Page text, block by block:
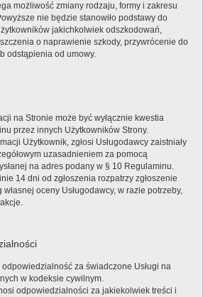
możliwość zmiany rodzaju, formy i zakresu
nie będzie stanowiło podstawy do
jakichkolwiek odszkodowań,
o naprawienie szkody, przywrócenie do
odstąpienia od umowy.
na Stronie może być wyłącznie kwestia
przez innych Użytkowników Strony.
Użytkownik, zgłosi Usługodawcy zaistniały
uzasadnieniem za pomocą
na adres podany w § 10 Regulaminu.
14 dni od zgłoszenia rozpatrzy zgłoszenie
własnej oceny Usługodawcy, w razie potrzeby,
odpowiedzialność za świadczone Usługi na
w kodeksie cywilnym.
odpowiedzialności za jakiekolwiek treści i